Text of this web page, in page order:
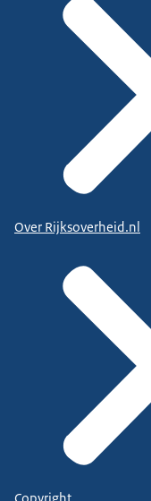
Over Rijksoverheid.nl